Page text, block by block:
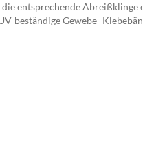
entsprechende
beständige Gewebe-